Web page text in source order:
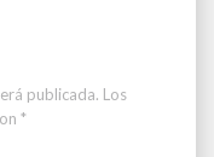
publicada. Los
*